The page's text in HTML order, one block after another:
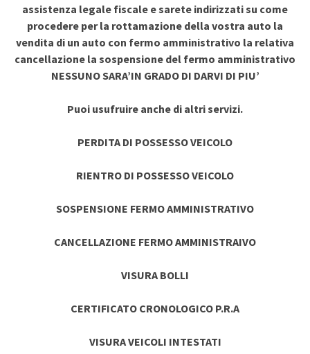
assistenza legale fiscale e sarete indirizzati su come
procedere per la rottamazione della vostra auto la
vendita di un auto con fermo amministrativo la relativa
cancellazione la sospensione del fermo amministrativo
NESSUNO SARA’IN GRADO DI DARVI DI PIU’
Puoi usufruire anche di altri servizi.
PERDITA DI POSSESSO VEICOLO
RIENTRO DI POSSESSO VEICOLO
SOSPENSIONE FERMO AMMINISTRATIVO
CANCELLAZIONE FERMO AMMINISTRAIVO
VISURA BOLLI
CERTIFICATO CRONOLOGICO P.R.A
VISURA VEICOLI INTESTATI